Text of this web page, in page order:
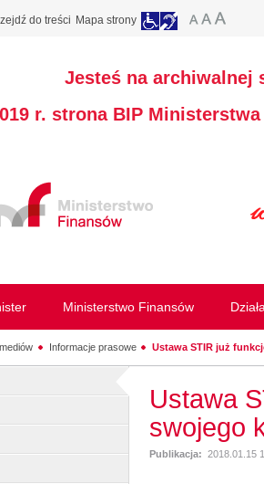
do treści Mapa strony
Jesteś na archiwalnej
r. strona BIP
Ministerstwo Finansów
Informacje prasowe Ustawa STIR już
Ustawa
swojego
Publikacja: 2018.01.15